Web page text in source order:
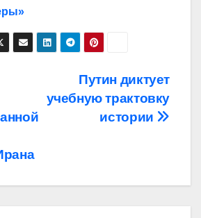
Путин диктует
учебную трактовку
истории